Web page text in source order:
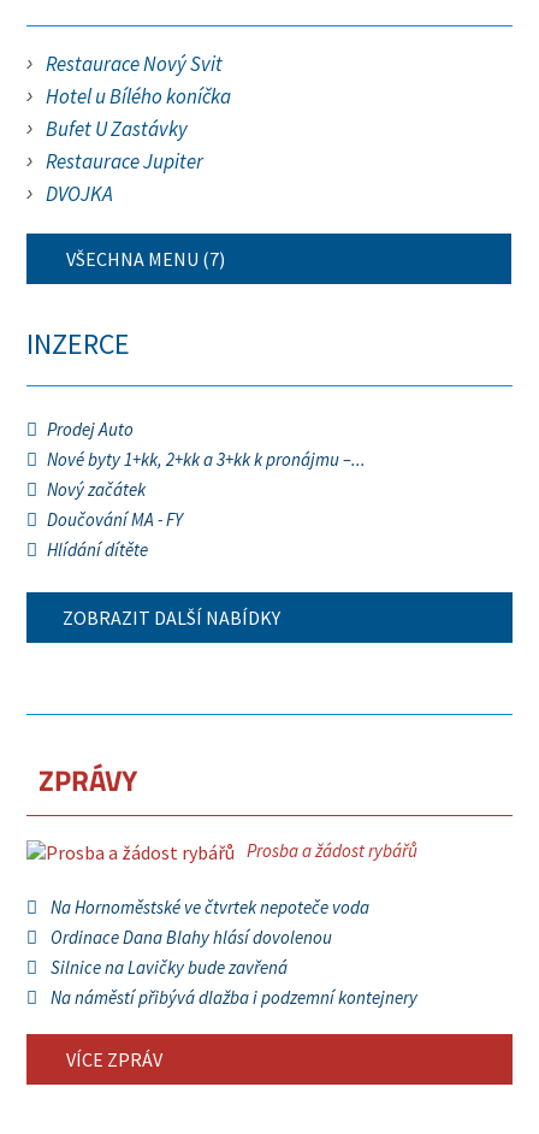
Restaurace Nový Svit
Hotel u Bílého koníčka
Bufet U Zastávky
Restaurace Jupiter
DVOJKA
VŠECHNA MENU (7)
INZERCE
Prodej Auto
Nové byty 1+kk, 2+kk a 3+kk k pronájmu –...
Nový začátek
Doučování MA - FY
Hlídání dítěte
ZOBRAZIT DALŠÍ NABÍDKY
ZPRÁVY
Prosba a žádost rybářů
Na Hornoměstské ve čtvrtek nepoteče voda
Ordinace Dana Blahy hlásí dovolenou
Silnice na Lavičky bude zavřená
Na náměstí přibývá dlažba i podzemní kontejnery
VÍCE ZPRÁV